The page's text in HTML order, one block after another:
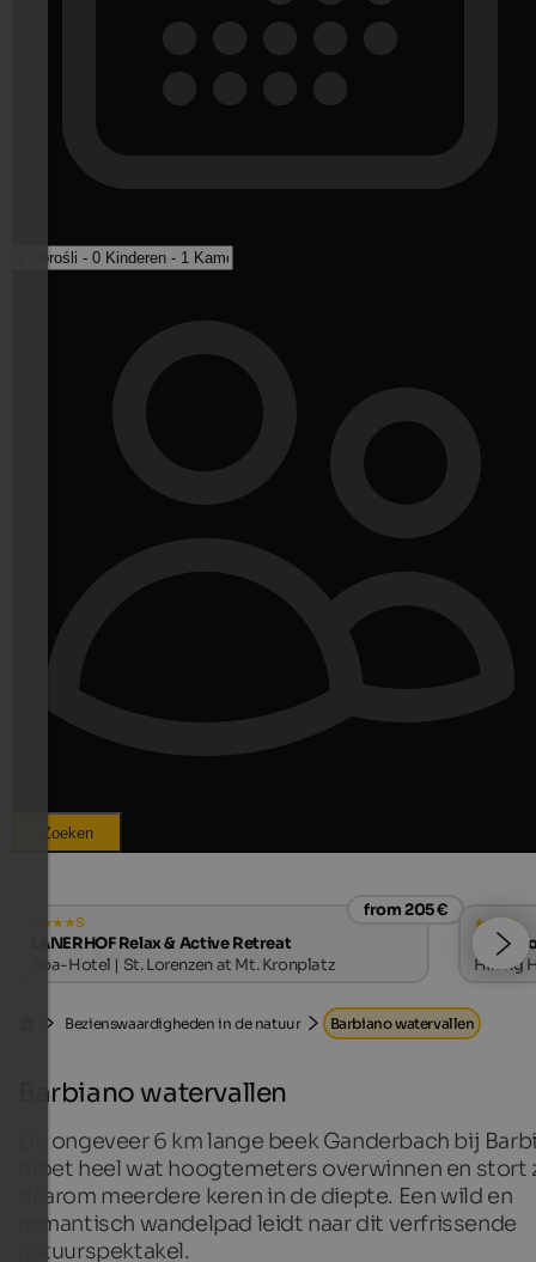
Zoeken
s
from 205 €
LANERHOF Relax & Active Retreat
Spa-Hotel | St. Lorenzen at Mt. Kronplatz
Hiking
Bezienswaardigheden in de natuur Barbiano watervallen
Barbiano watervallen
De ongeveer 6 km lange beek Ganderbach bij
moet heel wat hoogtemeters overwinnen en stort
daarom meerdere keren in de diepte. Een wild en
romantisch wandelpad leidt naar dit verfrissende
natuurspektakel.